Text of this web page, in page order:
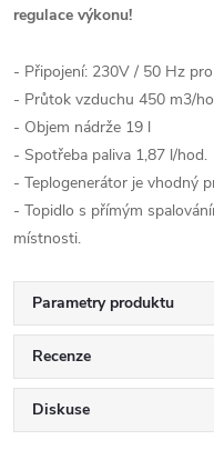
regulace výkonu!
- Připojení: 230V / 50 Hz
- Průtok vzduchu 450 m3/
- Objem nádrže 19 l
- Spotřeba paliva 1,87 l/hod.
- Teplogenerátor je vhodný
- Topidlo s přímým
místnosti.
Parametry produktu
Recenze
Diskuse